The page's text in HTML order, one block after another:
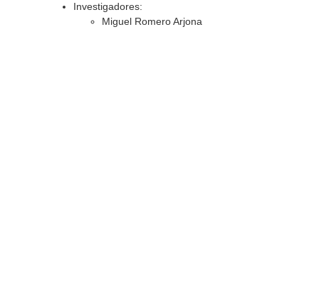
Investigadores:
Miguel Romero Arjona